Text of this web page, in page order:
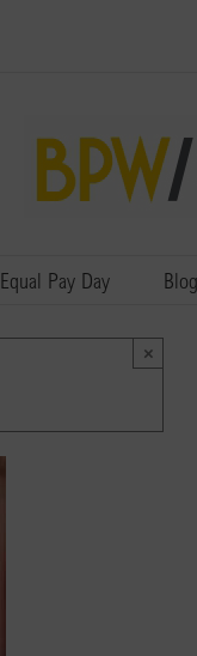
Equal Pay Day Blog
×